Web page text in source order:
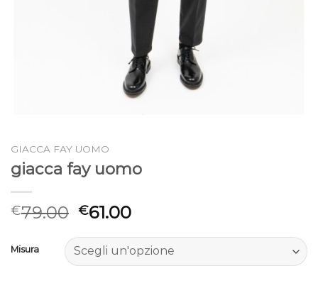
GIACCA FAY UOMO
giacca fay uomo
€79.00 €61.00
Misura